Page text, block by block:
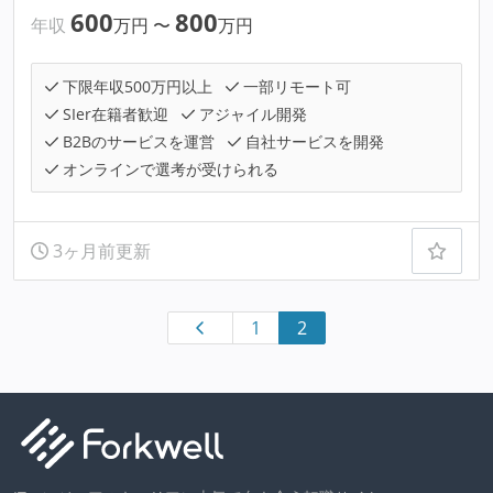
年収 600万円 〜 800万円
下限年収500万円以上
一部リモート可
SIer在籍者歓迎
アジャイル開発
B2Bのサービスを運営
自社サービスを開発
オンラインで選考が受けられる
3ヶ月前更新
1 2